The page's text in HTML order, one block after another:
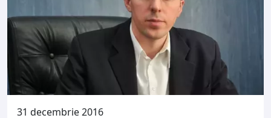
31 decembrie 2016